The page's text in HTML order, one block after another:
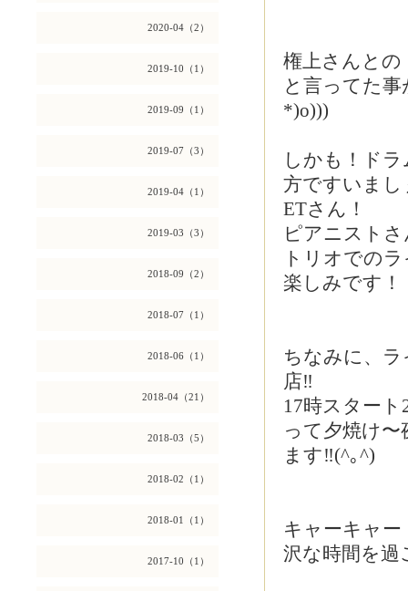
2020-04（2）
2019-10（1）
2019-09（1）
2019-07（3）
2019-04（1）
2019-03（3）
2018-09（2）
2018-07（1）
2018-06（1）
2018-04（21）
2018-03（5）
2018-02（1）
2018-01（1）
2017-10（1）
権上さんと
と言ってた
*)o)))
しかも！ド
方ですいまし
ETさん！
ピアニスト
トリオでの
楽しみです！
ちなみに、
店‼︎
17時スター
って夕焼け
ます‼︎(^｡^)
キャーキャ
沢な時間を